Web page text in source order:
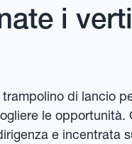
i
di lancio
le opportunità.
e incentrata